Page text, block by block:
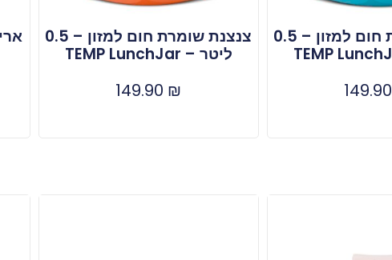
צנצנת שומרת חום למזון – 0.5
149.90
צנצנת שומרת חום למזון – 0.5
ליטר – TEMP LunchJar
149.90 ₪